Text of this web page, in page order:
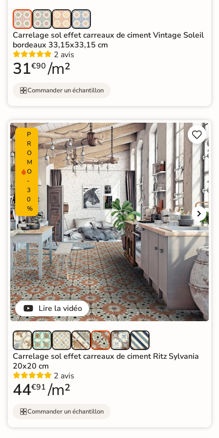
Carrelage sol effet carreaux de ciment Vintage Soleil
bordeaux 33,15x33,15 cm
2 avis
31€90 /m²
Commander un échantillon
Lire la vidéo
P
R
O
M
O
-
3
0
%


Carrelage sol effet carreaux de ciment Ritz Sylvania
20x20 cm
2 avis
44€91 /m²
Commander un échantillon